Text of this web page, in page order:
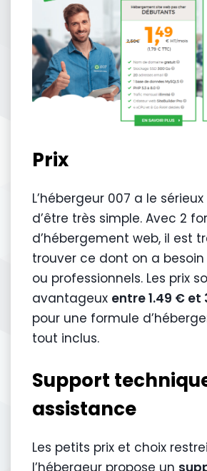
Prix
L’hébergeur 007 a le
d’être très simple. Avec 2
d’hébergement web, il est
trouver ce dont on a
ou professionnels. Les prix
avantageux entre 1.49 €
pour une formule
tout inclus.
Support
assistance
Les petits prix et choix